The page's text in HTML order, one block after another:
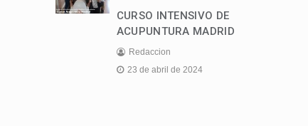
CURSO INTENSIVO DE
ACUPUNTURA MADRID
Redaccion
23 de abril de 2024